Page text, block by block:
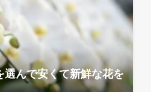
選んで安くて新鮮な花を